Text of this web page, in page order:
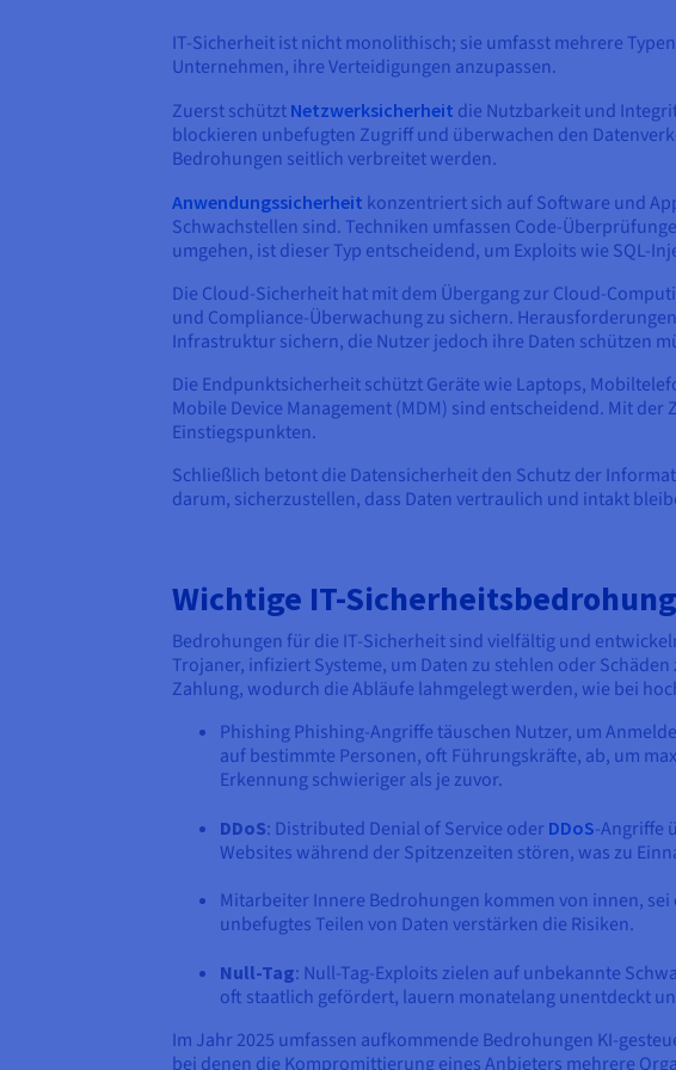
IT-Sicherheit ist nicht monolithisch; sie umfasst mehrere
Unternehmen, ihre Verteidigungen anzupassen.
Zuerst schützt Netzwerksicherheit die Nutzbarkeit und
blockieren unbefugten Zugriff und überwachen den
Bedrohungen seitlich verbreitet werden.
Anwendungssicherheit konzentriert sich auf Software und
Schwachstellen sind. Techniken umfassen Code-
umgehen, ist dieser Typ entscheidend, um Exploits wie SQL-
Die Cloud-Sicherheit hat mit dem Übergang zur Cloud-
und Compliance-Überwachung zu sichern.
Infrastruktur sichern, die Nutzer jedoch ihre Daten schützen
Die Endpunktsicherheit schützt Geräte wie Laptops,
Mobile Device Management (MDM) sind entscheidend. Mit
Einstiegspunkten.
Schließlich betont die Datensicherheit den Schutz der
darum, sicherzustellen, dass Daten vertraulich und intakt
Wichtige IT-
Bedrohungen für die IT-Sicherheit sind vielfältig und
Trojaner, infiziert Systeme, um Daten zu stehlen oder
Zahlung, wodurch die Abläufe lahmgelegt werden, wie bei
Phishing Phishing-Angriffe täuschen Nutzer, um
auf bestimmte Personen, oft Führungskräfte, ab, um
Erkennung schwieriger als je zuvor.
DDoS: Distributed Denial of Service oder DDoS-Angriffe
Websites während der Spitzenzeiten stören, was zu
Mitarbeiter Innere Bedrohungen kommen von innen,
unbefugtes Teilen von Daten verstärken die Risiken.
Null-Tag: Null-Tag-Exploits zielen auf unbekannte
oft staatlich gefördert, lauern monatelang unentdeckt
Im Jahr 2025 umfassen aufkommende Bedrohungen KI-
bei denen die Kompromittierung eines Anbieters mehrere